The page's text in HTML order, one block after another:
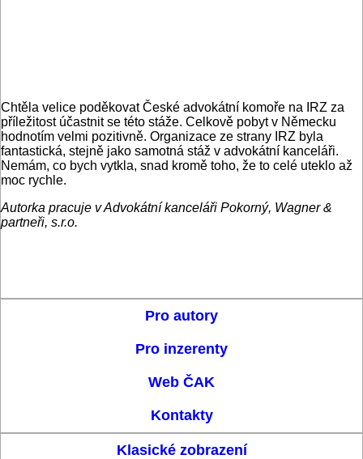
Chtěla velice poděkovat České advokátní komoře na IRZ za
příležitost účastnit se této stáže. Celkově pobyt v Německu
hodnotím velmi pozitivně. Organizace ze strany IRZ byla
fantastická, stejně jako samotná stáž v advokátní kanceláři.
Nemám, co bych vytkla, snad kromě toho, že to celé uteklo až
moc rychle.
Autorka pracuje v Advokátní kanceláři Pokorný, Wagner &
partneři, s.r.o.
Pro autory
Pro inzerenty
Web ČAK
Kontakty
Klasické zobrazení